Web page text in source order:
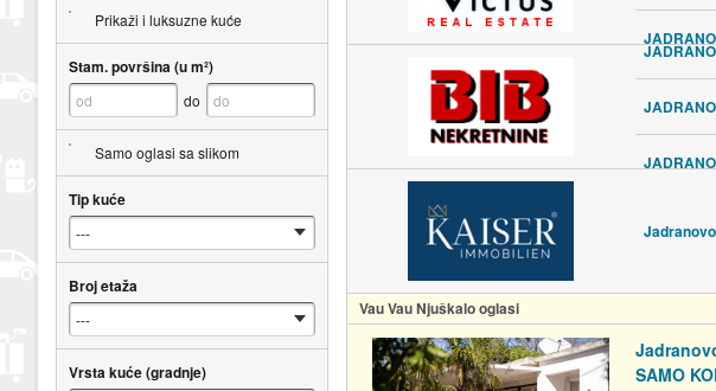
Vau Vau Njuškalo oglasi
SAMO
Prikaži i luksuzne kuće
Stam. površina (u m²)
do
Samo oglasi sa slikom
Tip kuće
Broj etaža
Vrsta kuće (gradnje)